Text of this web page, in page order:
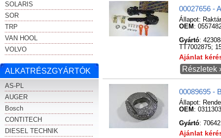
SOLARIS
SOR
TRP
VAN HOOL
VOLVO
ALKATRÉSZGYÁRTÓK
AS-PL
AUGER
Bosch
CONTITECH
DIESEL TECHNIK
00027656 -
Állapot:
OEM :
Gyártó:
TT7002875;
Ajánlat
Részletek
00089695 -
Állapot:
OEM :
Gyártó:
Ajánlat